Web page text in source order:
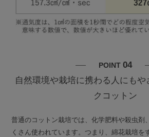
POINT 04
自然環境や栽培に携わる人にもや
クコットン
普通のコットン栽培では、化学肥料や殺虫剤
くさん使われています。つまり、綿花栽培を